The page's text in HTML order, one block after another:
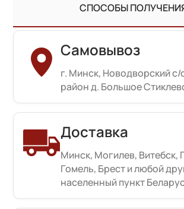
СПОСОБЫ
Самовывоз
г. Минск, Новодворский с/
район д. Большое
Доставка
Минск, Могилев, Витебск,
Гомель, Брест и любой
населенный пункт